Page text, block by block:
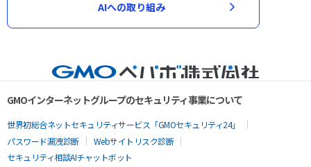
AIへの取り組み
GMOインターネットグループのセキュリティ事業について
世界初総合ネットセキュリティサービス「GMOセキュリティ24」
パスワード漏洩診断
Webサイトリスク診断
セキュリティ相談AIチャットボット